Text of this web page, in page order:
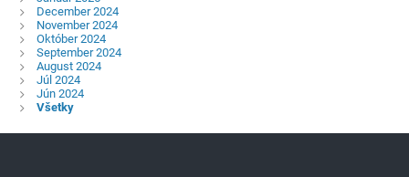
December 2024
November 2024
Október 2024
September 2024
August 2024
Júl 2024
Jún 2024
Všetky